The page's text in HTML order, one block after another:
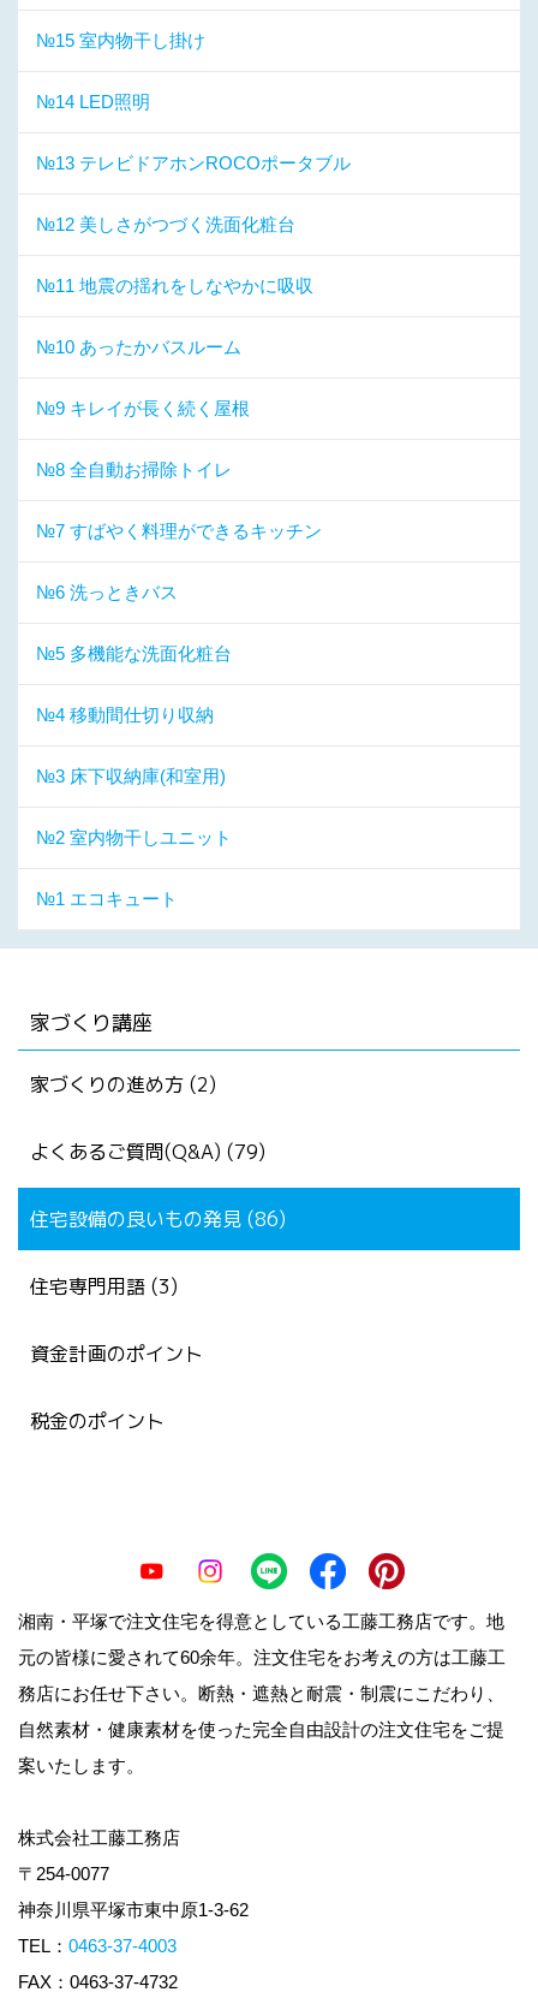
№15 室内物干し掛け
№14 LED照明
№13 テレビドアホンROCOポータブル
№12 美しさがつづく洗面化粧台
№11 地震の揺れをしなやかに吸収
№10 あったかバスルーム
№9 キレイが長く続く屋根
№8 全自動お掃除トイレ
№7 すばやく料理ができるキッチン
№6 洗っときバス
№5 多機能な洗面化粧台
№4 移動間仕切り収納
№3 床下収納庫(和室用)
№2 室内物干しユニット
№1 エコキュート
家づくり講座
家づくりの進め方 (2)
よくあるご質問(Q&A) (79)
住宅設備の良いもの発見 (86)
住宅専門用語 (3)
資金計画のポイント
税金のポイント
湘南・平塚で注文住宅を得意としている工藤工務店です。地
元の皆様に愛されて60余年。注文住宅をお考えの方は工藤工
務店にお任せ下さい。断熱・遮熱と耐震・制震にこだわり、
自然素材・健康素材を使った完全自由設計の注文住宅をご提
案いたします。
株式会社工藤工務店
〒254-0077
神奈川県平塚市東中原1-3-62
TEL： 0463-37-4003
FAX：0463-37-4732